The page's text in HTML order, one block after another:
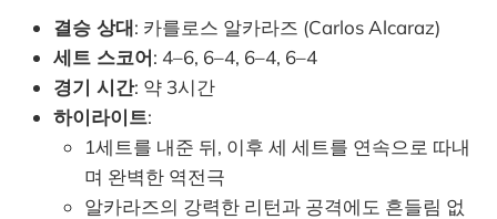
결승 상대: 카를로스 알카라즈 (Carlos Alcaraz)
세트 스코어: 4–6, 6–4, 6–4, 6–4
경기 시간: 약 3시간
하이라이트:
1세트를 내준 뒤, 이후 세 세트를 연속으로 따내
며 완벽한 역전극
알카라즈의 강력한 리턴과 공격에도 흔들림 없